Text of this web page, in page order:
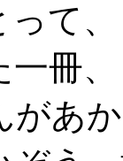
て
一冊
があ